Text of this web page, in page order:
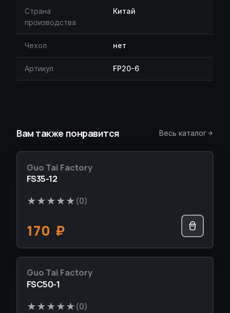
Страна
производства
Китай
Чехол нет
Артикул FP20-6
Вам также понравится Весь каталог
НОВИНКА
Guo Tai Factory
FS35-12
★★★★★(0)
170 ₽
НОВИНКА
Guo Tai Factory
FSC50-1
★★★★★(0)